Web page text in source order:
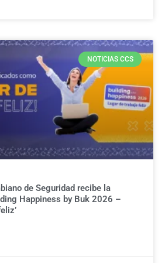
NOTICIAS CCS
de Seguridad recibe la
Happiness by Buk 2026 –